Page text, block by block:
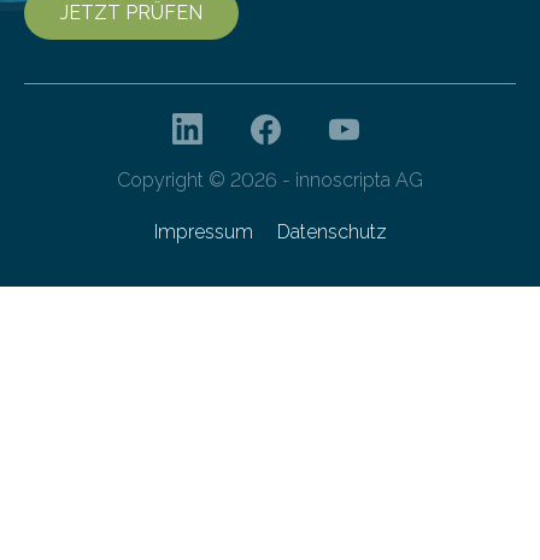
JETZT PRÜFEN
Copyright © 2026 - innoscripta AG
Impressum Datenschutz